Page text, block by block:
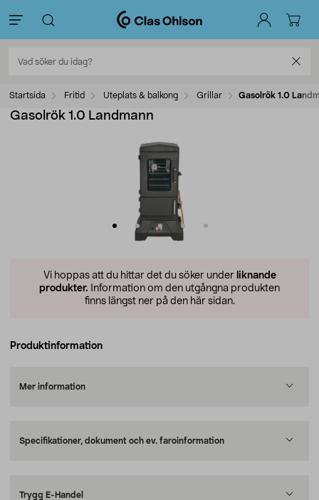
Startsida Fritid Uteplats & balkong Grillar Gasolrök 1.0
Gasolrök 1.0 Landmann
Vi hoppas att du hittar det du söker under liknande
produkter. Information om den utgångna produkten
finns längst ner på den här sidan.
Produktinformation
Mer information
Specifikationer, dokument och ev. faroinformation
Trygg E-Handel